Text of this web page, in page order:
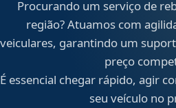
Procurando um serviço de
região? Atuamos com
veiculares, garantindo um
preço
É essencial chegar rápido, agir
seu veículo no